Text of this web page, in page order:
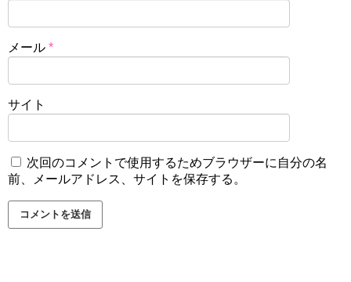
メール *
サイト
次回のコメントで使用するためブラウザーに自分の名
前、メールアドレス、サイトを保存する。